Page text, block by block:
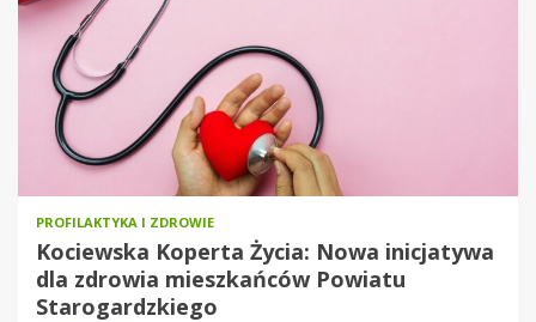
PROFILAKTYKA I ZDROWIE
Kociewska Koperta Życia: Nowa inicjatywa
dla zdrowia mieszkańców Powiatu
Starogardzkiego